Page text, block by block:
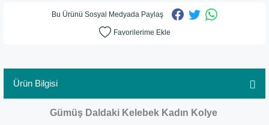
Bu Ürünü Sosyal Medyada Paylaş
Ürün Bilgisi
Gümüş Daldaki Kelebek Kadın Kolye